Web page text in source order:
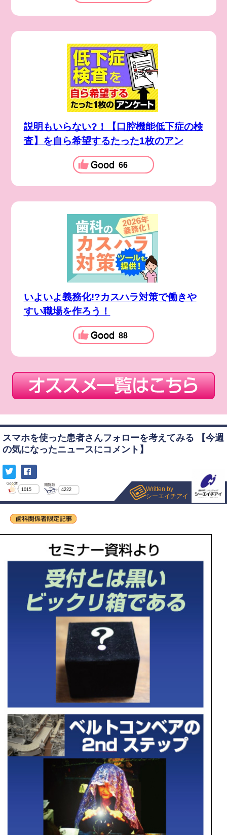
説明もいらない?！【口腔機能低下症の検
査】を自ら希望するたった1枚のアン
66
いよいよ義務化!?カスハラ対策で働きや
すい職場を作ろう！
88
スマホを使った患者さんフォローを考えてみる 【今週
の気になったニュースにコメント】
1015 4222
Written by
シーエイチアイ